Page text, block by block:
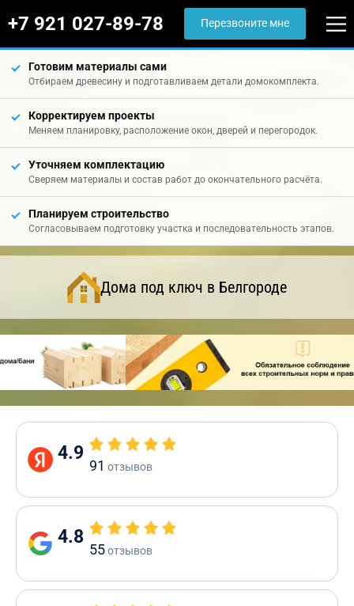
+7 921 027-89-78 Перезвоните мне
Готовим материалы сами
Отбираем древесину и подготавливаем детали домокомплекта.
Корректируем проекты
Меняем планировку, расположение окон, дверей и перегородок.
Уточняем комплектацию
Сверяем материалы и состав работ до окончательного расчёта.
Планируем строительство
Согласовываем подготовку участка и последовательность этапов.
Дома под ключ в Белгороде
4.9
91 отзывов
4.8
55отзывов